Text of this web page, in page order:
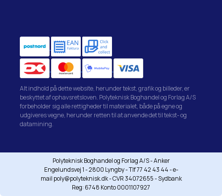
Alt indhold på dette website, herunder tekst, grafik og billeder, er
beskyttet af ophavsretsloven. Polyteknisk Boghandel og Forlag A/S
forbeholder sig alle rettigheder til materialet, både på egne og
udgiveres vegne, herunder retten til at anvende det til tekst- og
datamining.
Polyteknisk Boghandel og Forlag A/S - Anker
Engelundsvej 1 - 2800 Lyngby - Tlf 77 42 43 44 - e-
mail poly@polyteknisk.dk - CVR 34072655 - Sydbank
Reg: 6748 Konto 0001107927